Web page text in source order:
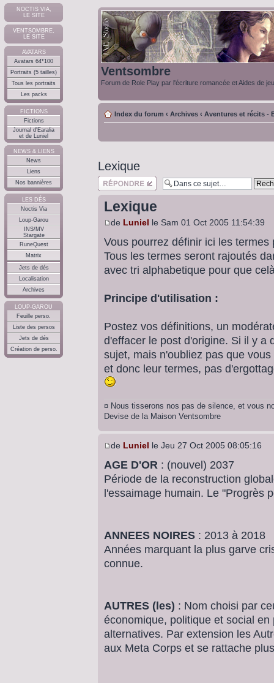
NOCTIS VIA,
LE SITE
VENTSOMBRE,
LE SITE
AVATARS
Avatars 64*100
Portraits (5 tailles)
Tous les portraits
Les packs
FICTIONS
Fictions
Journal d'Earalia
et de Luniel
NEWS & LIENS
News
Liens
Nos bannières
LES DÉS
Noctis Via
Loup-Garou
INS/MV
Stargate
RuneQuest
Matrix
Jets de dés
Localisation
Archives
LOUP-GAROU
Feuille perso.
Liste des persos
Jets de dés
Création de perso.
Ventsombre
Forum de Role Play par l'écriture romancée et Aides de
Index du forum ‹ Archives ‹ Aventures et récits -
Lexique
Répondre
Lexique
de Luniel le Sam 01 Oct 2005 11:54:39
Vous pourrez définir ici les
Tous les termes seront rajoutés
avec tri alphabetique pour que
Principe d'utilisation :
Postez vos définitions, un
d'effacer le post d'origine. Si il y a
sujet, mais n'oubliez pas que
et donc leur termes, pas
¤ Nous tisserons nos pas de silence, et vous
Devise de la Maison Ventsombre
de Luniel le Jeu 27 Oct 2005 08:05:16
AGE D'OR : (nouvel) 2037
Période de la reconstruction
l'essaimage humain. Le "Progrès
ANNEES NOIRES : 2013 à 2018
Années marquant la plus garve
connue.
AUTRES (les) : Nom choisi par
économique, politique et social
alternatives. Par extension les
aux Meta Corps et se rattache